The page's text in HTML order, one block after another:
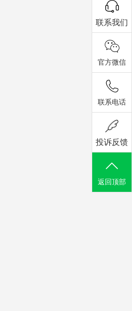
联系我们
官方微信
联系电话
投诉反馈
返回顶部